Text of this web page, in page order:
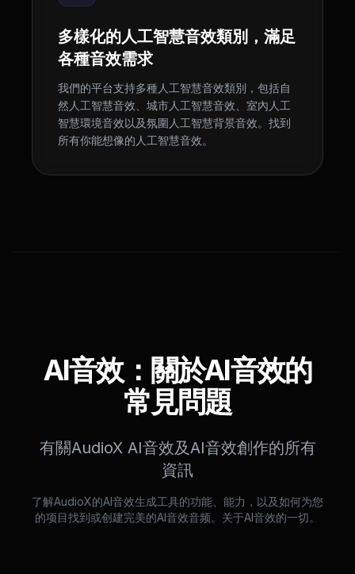
多樣化的人工智慧音效類別，滿足
各種音效需求
我們的平台支持多種人工智慧音效類別，包括自
然人工智慧音效、城市人工智慧音效、室內人工
智慧環境音效以及氛圍人工智慧背景音效。找到
所有你能想像的人工智慧音效。
AI音效：關於AI音效的
常見問題
有關AudioX AI音效及AI音效創作的所有
資訊
了解AudioX的AI音效生成工具的功能、能力，以及如何为您
的项目找到或创建完美的AI音效音频。关于AI音效的一切。